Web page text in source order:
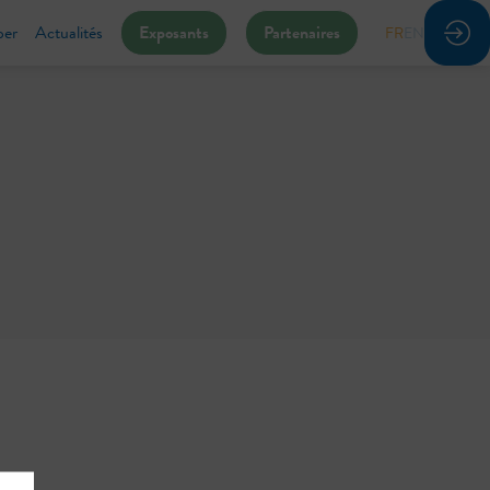
Actualités Exposants Partenaires FR